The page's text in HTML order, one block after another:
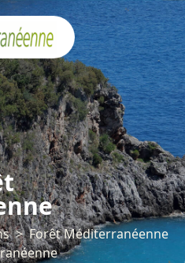
Forêt Méditerranéenne